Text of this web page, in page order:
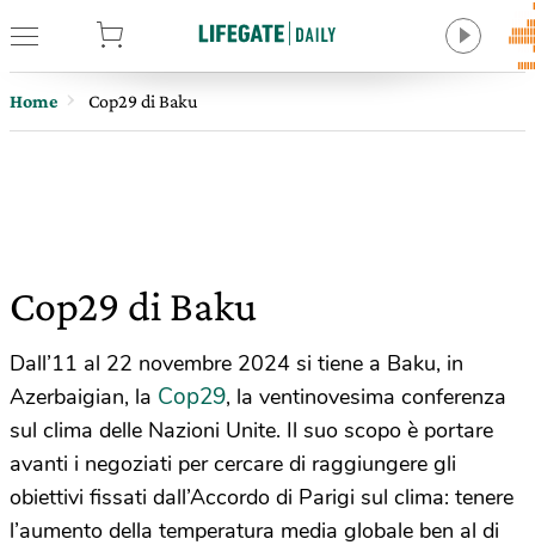
Home Cop29 di Baku
Cop29 di Baku
Dall’11 al 22 novembre 2024 si tiene a Baku, in
Azerbaigian, la Cop29, la ventinovesima conferenza
sul clima delle Nazioni Unite. Il suo scopo è portare
avanti i negoziati per cercare di raggiungere gli
obiettivi fissati dall’Accordo di Parigi sul clima: tenere
l’aumento della temperatura media globale ben al di